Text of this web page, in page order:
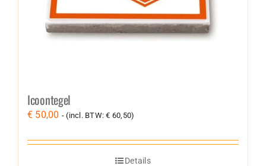
Icoontegel
€ 50,00 - (incl. BTW:€ 60,50)
Details